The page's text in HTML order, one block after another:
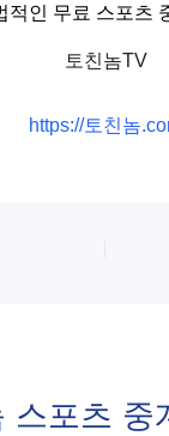
적인 무료 스포츠
토친놈TV
https://토친놈
스포츠 중